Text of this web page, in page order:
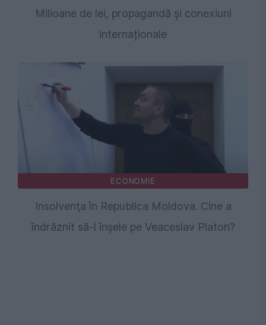
Milioane de lei, propagandă și conexiuni
internaționale
ECONOMIE
Insolvenţa în Republica Moldova. Cine a
îndrăznit să-l înşele pe Veaceslav Platon?